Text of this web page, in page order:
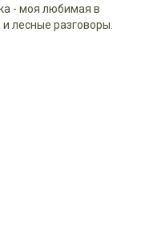
- моя любимая в
лесные разговоры.